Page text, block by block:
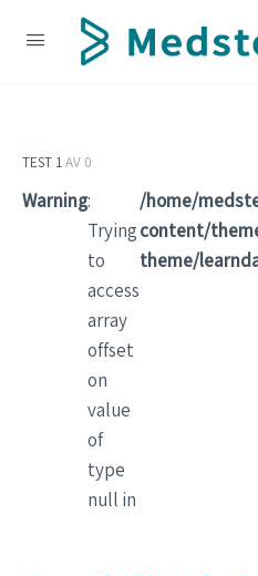
TEST 1AV 0
Warning:
Trying
to
access
array
offset
on
value
of
type
null in
/home/
content/
theme/